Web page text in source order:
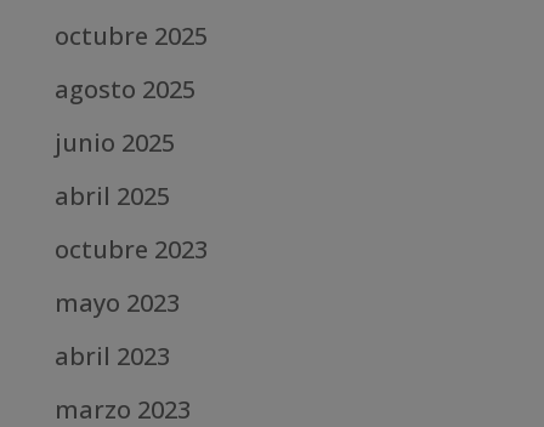
octubre 2025
agosto 2025
junio 2025
abril 2025
octubre 2023
mayo 2023
abril 2023
marzo 2023